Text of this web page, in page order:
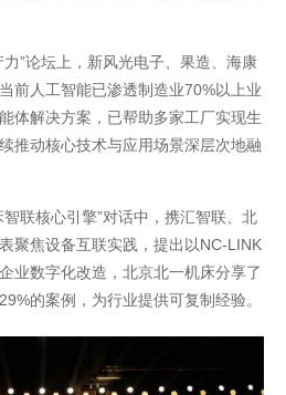
”论坛上，新风光电子、果造、海康
前人工智能已渗透制造业70%以上业
体解决方案，已帮助多家工厂实现生
推动核心技术与应用场景深层次地融
联核心引擎”对话中，携汇智联、北
聚焦设备互联实践，提出以NC-LINK
业数字化改造，北京北一机床分享了
的案例，为行业提供可复制经验。